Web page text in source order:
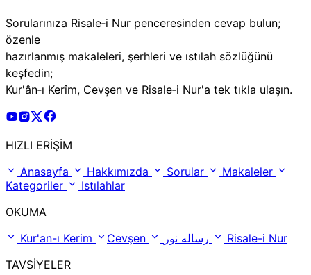
Sorularınıza Risale‑i Nur penceresinden cevap bulun;
özenle
hazırlanmış makaleleri, şerhleri ve ıstılah sözlüğünü
keşfedin;
Kur'ân‑ı Kerîm, Cevşen ve Risale‑i Nur'a tek tıkla ulaşın.
Risale Online Youtube Hesabı
Risale Online Instagram Hesabı
Risale Online X Hesabı
HIZLI ERİŞİM
Anasayfa
Hakkımızda Sorular
Makaleler
Kategoriler
Istılahlar
OKUMA
Kur'an-ı Kerim
Cevşen
Risale-i Nur
TAVSİYELER